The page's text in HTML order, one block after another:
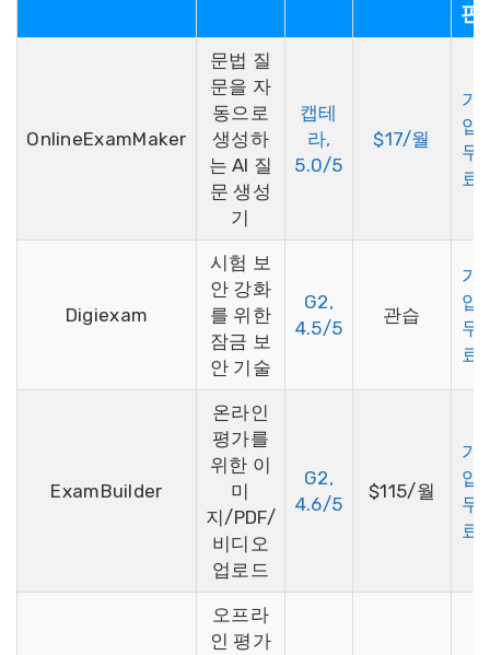
판
OnlineExamMaker
문법 질
문을 자
동으로
생성하
는 AI 질
문 생성
기
캡테
라,
5.0/5
$17/월
가
입
무
료
Digiexam
시험 보
안 강화
를 위한
잠금 보
안 기술
G2,
4.5/5
관습
가
입
무
료
ExamBuilder
온라인
평가를
위한 이
미
지/PDF/
비디오
업로드
G2,
4.6/5
$115/월
가
입
무
료
오프라
인 평가